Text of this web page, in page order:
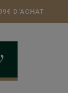
D'ACHAT